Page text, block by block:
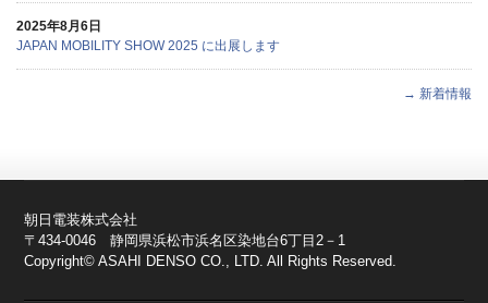
2025年8月6日
JAPAN MOBILITY SHOW 2025 に出展します
→ 新着情報
朝日電装株式会社
〒434-0046 静岡県浜松市浜名区染地台6丁目2－1
Copyright© ASAHI DENSO CO., LTD. All Rights Reserved.